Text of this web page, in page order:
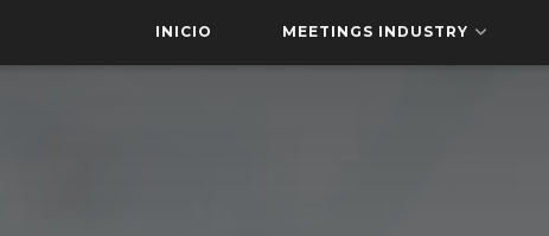
INICIO MEETINGS INDUSTRY